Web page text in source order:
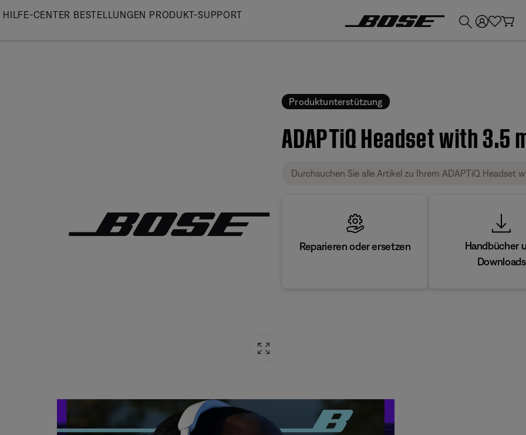
Skip
HILFE-CENTER BESTELLUNGEN PRODUKT-SUPPORT
Produktunterstützung
ADAPTiQ Headset with 3.5
Reparieren oder ersetzen
Handbücher
Downloads